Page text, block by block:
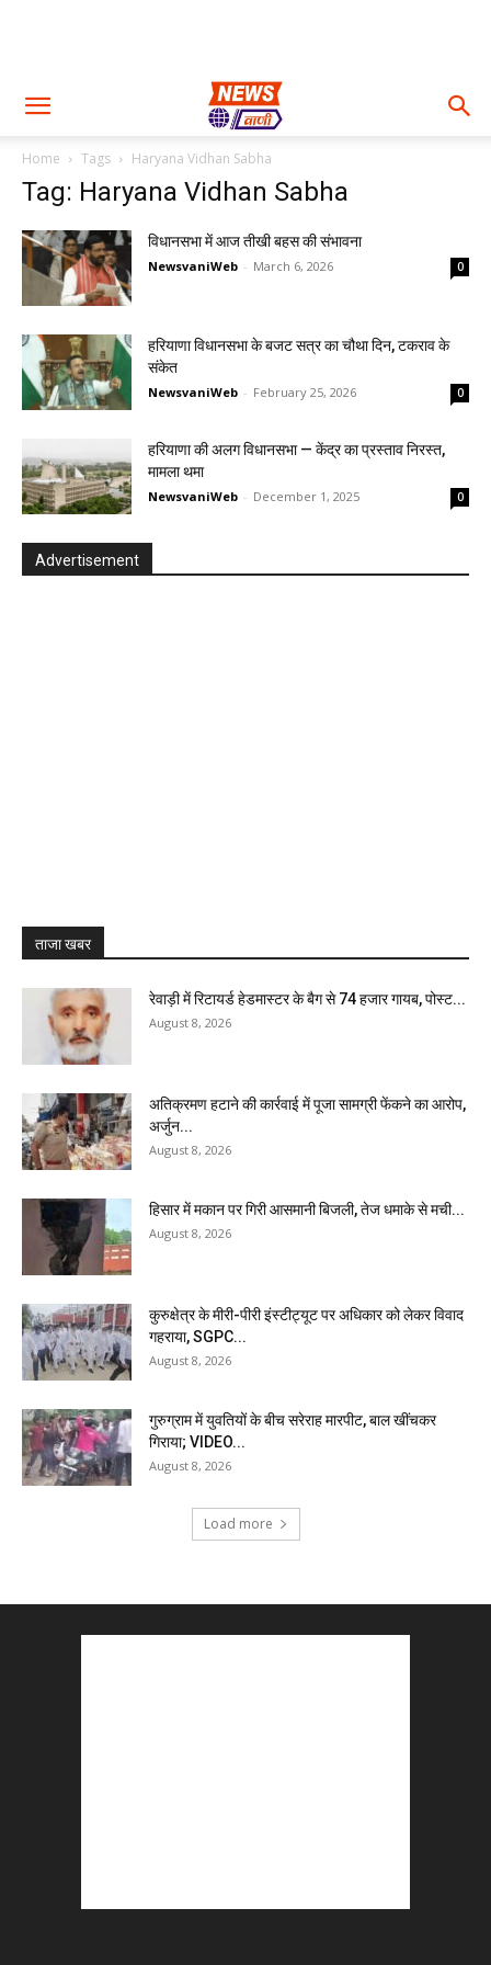
Home Tags Haryana Vidhan Sabha
Tag: Haryana Vidhan Sabha
विधानसभा में आज तीखी बहस की संभावना
NewsvaniWeb - March 6, 2026 0
हरियाणा विधानसभा के बजट सत्र का चौथा दिन, टकराव के
संकेत
NewsvaniWeb - February 25, 2026 0
हरियाणा की अलग विधानसभा — केंद्र का प्रस्ताव निरस्त,
मामला थमा
NewsvaniWeb - December 1, 2025 0
Advertisement
ताजा खबर
रेवाड़ी में रिटायर्ड हेडमास्टर के बैग से ₹74 हजार गायब, पोस्ट...
August 8, 2026
अतिक्रमण हटाने की कार्रवाई में पूजा सामग्री फेंकने का आरोप,
अर्जुन...
August 8, 2026
हिसार में मकान पर गिरी आसमानी बिजली, तेज धमाके से मची...
August 8, 2026
कुरुक्षेत्र के मीरी-पीरी इंस्टीट्यूट पर अधिकार को लेकर विवाद
गहराया, SGPC...
August 8, 2026
गुरुग्राम में युवतियों के बीच सरेराह मारपीट, बाल खींचकर
गिराया; VIDEO...
August 8, 2026
Load more